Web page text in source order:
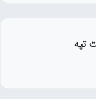
تپه